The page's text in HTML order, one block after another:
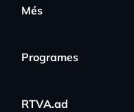
Més
Programes
RTVA.ad